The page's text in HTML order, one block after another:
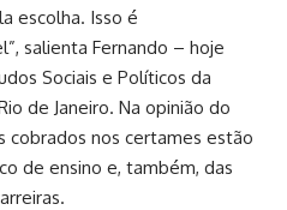
escolha. Isso é
salienta Fernando – hoje
Sociais e Políticos da
de Janeiro. Na opinião do
cobrados nos certames estão
de ensino e, também, das